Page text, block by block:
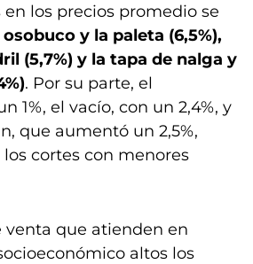
los precios promedio se
osobuco y la paleta (6,5%),
(5,7%) y la tapa de nalga y
. Por su parte, el
1%, el vacío, con un 2,4%, y
que aumentó un 2,5%,
cortes con menores
venta que atienden en
altos los